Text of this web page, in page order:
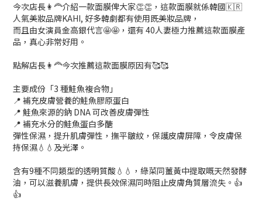
今次店長👩‍🦰介紹一款面膜俾大家👏👏，這款面膜就係韓國🇰🇷
人氣美妝品牌KAHI, 好多韓劇都有使用既美妝品牌，
而且由女演員金高銀代言🤩🤩，還有 40人妻極力推薦這款面膜產
品，真心非常好用。
點解店長👩‍🦰今次推薦這款面膜原因有🥰🥰
主要成份「3 種鮭魚複合物」
📍 補充皮膚營養的鮭魚膠原蛋白
📍 鮭魚來源的鈉 DNA 可改善皮膚彈性
📍 補充水分的鮭魚蛋白多醣
彈性保濕，提升肌膚彈性，撫平皺紋，保護皮膚屏障，令皮膚保
持保濕💧💧及光澤。
含有9種不同類型的透明質酸💧💧，綠菜同薑黃中提取嘅天然發酵
油，可以滋養肌膚，提供長效保濕同時阻止皮膚角質層流失。👍
👍